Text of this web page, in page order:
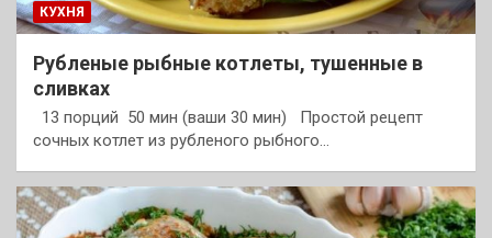
КУХНЯ
Рубленые рыбные котлеты, тушенные в
сливках
13 порций 50 мин (ваши 30 мин) Простой рецепт
сочных котлет из рубленого рыбного…